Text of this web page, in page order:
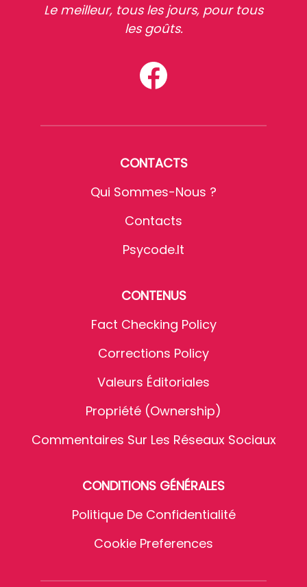
Le meilleur, tous les jours, pour tous
les goûts.
CONTACTS
Qui Sommes-Nous ?
Contacts
Psycode.it
CONTENUS
Fact Checking Policy
Corrections Policy
Valeurs Éditoriales
Propriété (Ownership)
Commentaires Sur Les Réseaux Sociaux
CONDITIONS GÉNÉRALES
Politique De Confidentialité
Cookie Preferences